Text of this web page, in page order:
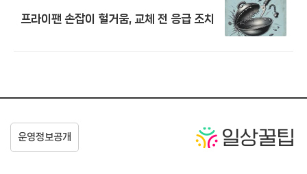
프라이팬 손잡이 헐거움, 교체 전 응급 조치